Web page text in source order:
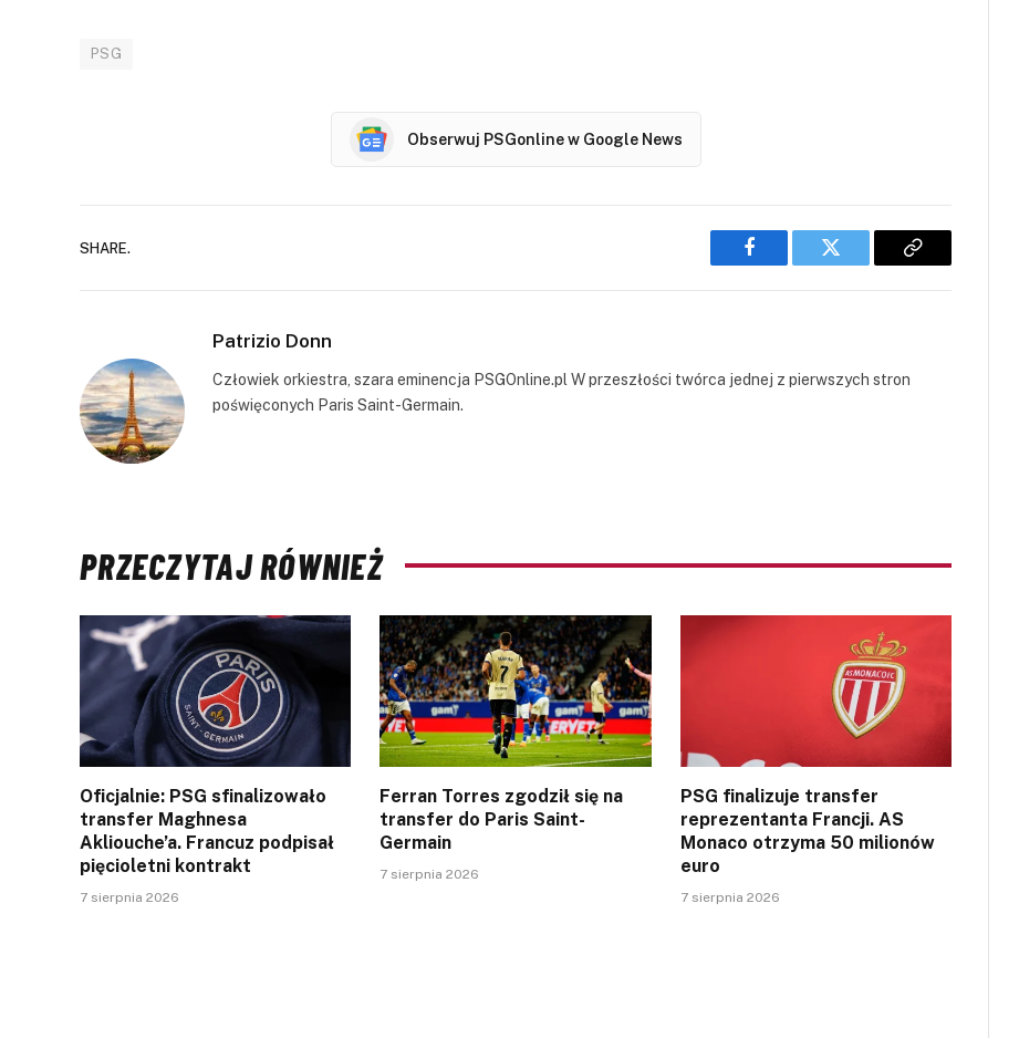
PSG
Obserwuj PSGonline w Google News
SHARE.
Facebook Twitter
Copy
Patrizio Donn
Człowiek orkiestra, szara eminencja PSGOnline.pl W przeszłości twórca jednej z pierwszych stron
poświęconych Paris Saint-Germain.
PRZECZYTAJ RÓWNIEŻ
Oficjalnie: PSG sfinalizowało
transfer Maghnesa
Akliouche’a. Francuz podpisał
pięcioletni kontrakt
7 sierpnia 2026
Ferran Torres zgodził się na
transfer do Paris Saint-
Germain
7 sierpnia 2026
PSG finalizuje transfer
reprezentanta Francji. AS
Monaco otrzyma 50 milionów
euro
7 sierpnia 2026